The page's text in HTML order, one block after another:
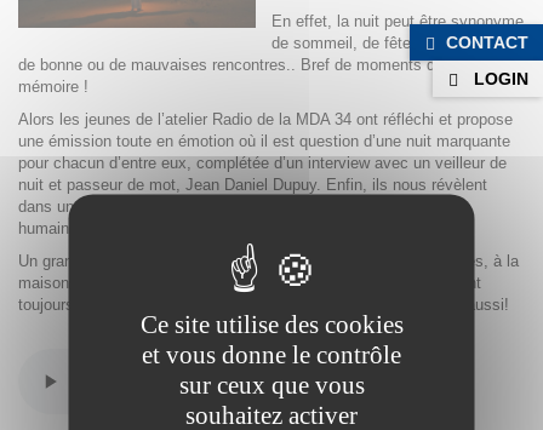
En effet, la nuit peut être synonyme
de sommeil, de fête, de solitudes,
de bonne ou de mauvaises rencontres.. Bref de moments qui restent en
mémoire !
Alors les jeunes de l’atelier Radio de la MDA 34 ont réfléchi et propose
une émission toute en émotion où il est question d’une nuit marquante
pour chacun d’entre eux, complétée d’un interview avec un veilleur de
nuit et passeur de mot, Jean Daniel Dupuy. Enfin, ils nous révèlent
dans une fiction rafraichissante ce que font les chats quand les
humains dorment !
Un grand Merci à Oaqadi, à la lune, aux livres qui tiennent éveillés, à la
maison des ados de Montpellier, aux discussions de nuit, qui sont
toujours plus authentiques et profondes quand la nuit le devient aussi!
CONTACT
LOGIN
Ce site utilise des cookies
et vous donne le contrôle
sur ceux que vous
souhaitez activer